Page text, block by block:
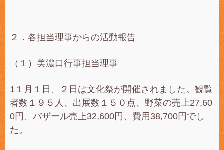
２．各担当理事からの活動報告
（１）美濃口行事担当理事
1１月１日、２日は文化祭が開催されました。観覧
者数１９５人、出展数１５０点、野菜の売上27,60
0円、バザール売上32,600円、費用38,700円でし
た。